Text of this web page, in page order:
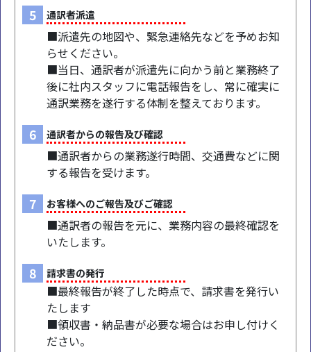
5 通訳者派遣
■派遣先の地図や、緊急連絡先などを予めお知
らせください。
■当日、通訳者が派遣先に向かう前と業務終了
後に社内スタッフに電話報告をし、常に確実に
通訳業務を遂行する体制を整えております。
6 通訳者からの報告及び確認
■通訳者からの業務遂行時間、交通費などに関
する報告を受けます。
7 お客様へのご報告及びご確認
■通訳者の報告を元に、業務内容の最終確認を
いたします。
8 請求書の発行
■最終報告が終了した時点で、請求書を発行い
たします
■領収書・納品書が必要な場合はお申し付けく
ださい。